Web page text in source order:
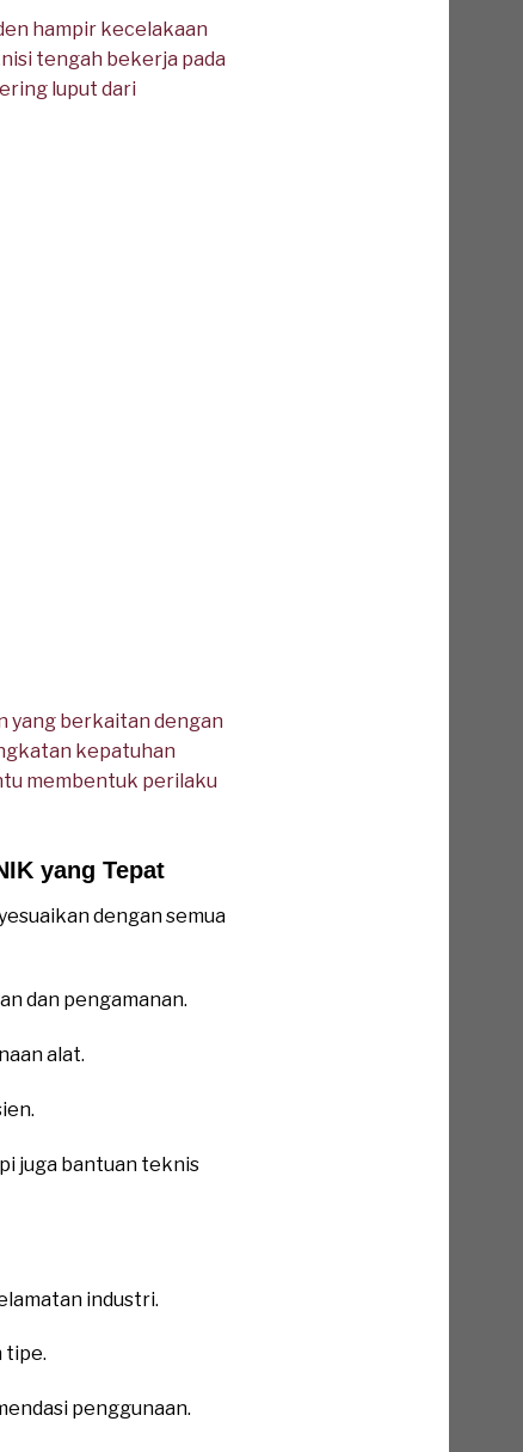
hampir kecelakaan
tengah bekerja pada
luput dari
yang berkaitan dengan
kepatuhan
membentuk perilaku
yang Tepat
dengan semua
dan pengamanan.
alat.
juga bantuan teknis
industri.
tipe.
penggunaan.